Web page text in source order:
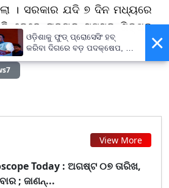
। ସରକାର ଯଦି ୭ ଦିନ ମଧ୍ୟରେ
ତେବେ ରାଜ୍ୟର ସମସ୍ତ ଶିକ୍ଷକ
View More
Today : ଅଗଷ୍ଟ ୦୭ ତାରିଖ,
; ଜାଣନ୍...
×
ଓଡ଼ିଶାକୁ ଫୁଡ୍ ପ୍ରୋସେସିଂ ହବ୍
କରିବା ଦିଗରେ ବଡ଼ ପଦକ୍ଷେପ, ୪୨